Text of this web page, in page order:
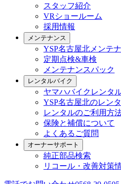
スタッフ紹介
VRショールーム
採用情報
メンテナンス
YSP名古屋北メンテ
定期点検&車検
メンテナンスパック
レンタルバイク
ヤマハバイクレンタ
YSP名古屋北のレン
レンタルのご利用方
保険と補償について
よくあるご質問
オーナーサポート
純正部品検索
リコール・改善対策